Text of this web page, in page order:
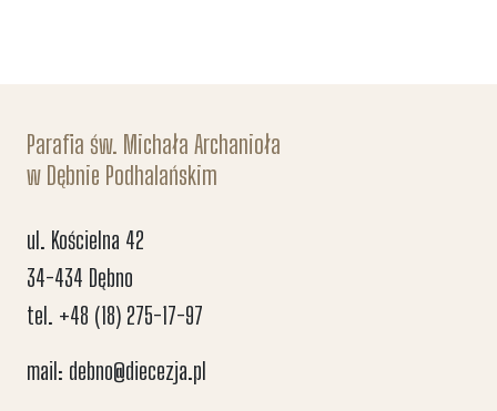
Parafia św. Michała Archanioła
w Dębnie Podhalańskim
ul. Kościelna 42
34-434 Dębno
tel. +48 (18) 275-17-97
mail: debno@diecezja.pl